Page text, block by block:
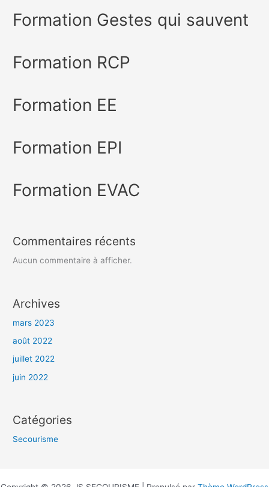
Formation Gestes qui sauvent
Formation RCP
Formation EE
Formation EPI
Formation EVAC
Commentaires récents
Aucun commentaire à afficher.
Archives
mars 2023
août 2022
juillet 2022
juin 2022
Catégories
Secourisme